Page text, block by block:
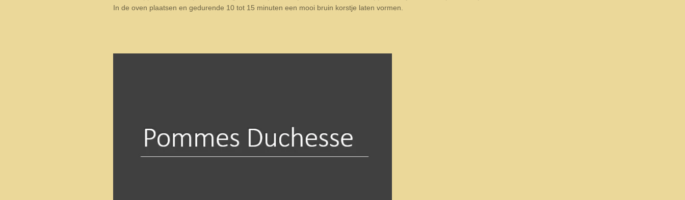
In de oven plaatsen en gedurende 10 tot 15 minuten een mooi bruin korstje laten vormen.